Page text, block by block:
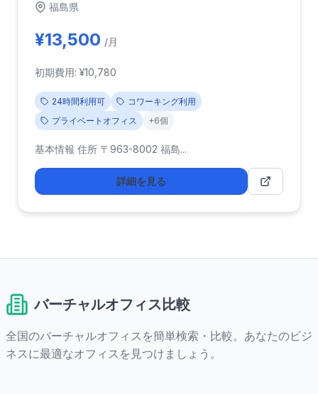
福島県
¥13,500 /月
初期費用: ¥10,780
24時間利用可
コワーキング利用
プライベートオフィス
+6個
基本情報 住所 〒963-8002 福島...
詳細を見る
バーチャルオフィス比較
全国のバーチャルオフィスを簡単検索・比較。あなたのビジ
ネスに最適なオフィスを見つけましょう。